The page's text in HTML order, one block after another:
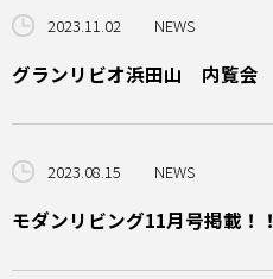
2023.11.02 NEWS
グランリビオ浜田山 内覧会
2023.08.15 NEWS
モダンリビング11月号掲載！！